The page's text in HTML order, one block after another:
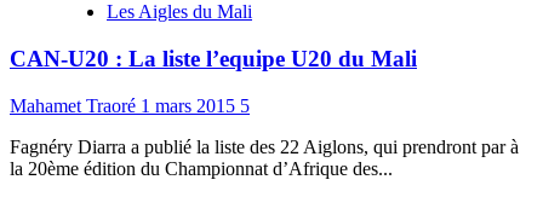
Les Aigles du Mali
CAN-U20 : La liste l’equipe U20 du Mali
Mahamet Traoré 1 mars 2015 5
Fagnéry Diarra a publié la liste des 22 Aiglons, qui prendront par à
la 20ème édition du Championnat d’Afrique des...